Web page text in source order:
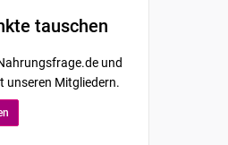
tauschen
und
unseren Mitgliedern.